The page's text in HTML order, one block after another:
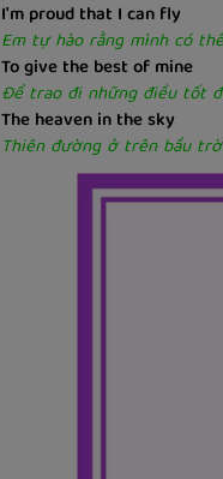
I'm proud that I can fly
Em tự hào rằng mình có
To give the best of mine
Để trao đi những điều tốt
The heaven in the sky
Thiên đường ở trên bầu